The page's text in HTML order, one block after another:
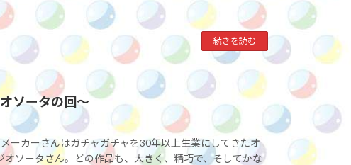
続きを読む
オソータの回〜
ーカーさんはガチャガチャを30年以上生業にしてきたオ
ソータさん。どの作品も、大きく、精巧で、そしてかな